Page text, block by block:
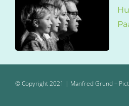
© Copyright 2021 | Manfred Grund –